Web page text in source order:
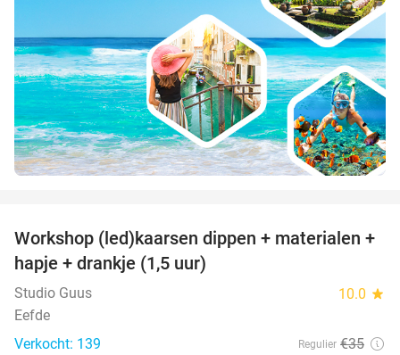
50%
Workshop (led)kaarsen dippen + materialen +
hapje + drankje (1,5 uur)
Studio Guus 10.0 star
Eefde
Verkocht: 139
Regulier €35